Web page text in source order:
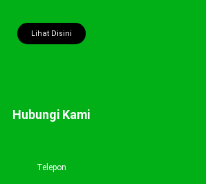
Lihat Disini
Hubungi Kami
Telepon